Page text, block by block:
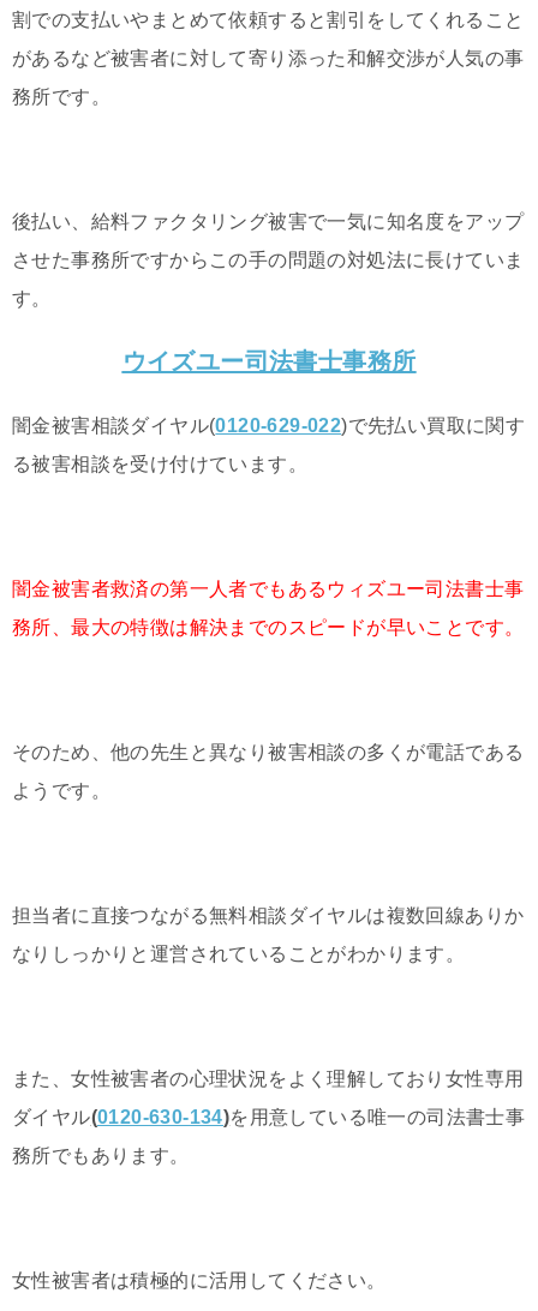
割での支払いやまとめて依頼すると割引をしてくれること
があるなど被害者に対して寄り添った和解交渉が人気の事
務所です。
後払い、給料ファクタリング被害で一気に知名度をアップ
させた事務所ですからこの手の問題の対処法に長けていま
す。
ウイズユー司法書士事務所
闇金被害相談ダイヤル(0120-629-022)で先払い買取に関す
る被害相談を受け付けています。
闇金被害者救済の第一人者でもあるウィズユー司法書士事
務所、最大の特徴は解決までのスピードが早いことです。
そのため、他の先生と異なり被害相談の多くが電話である
ようです。
担当者に直接つながる無料相談ダイヤルは複数回線ありか
なりしっかりと運営されていることがわかります。
また、女性被害者の心理状況をよく理解しており女性専用
ダイヤル(0120-630-134)を用意している唯一の司法書士事
務所でもあります。
女性被害者は積極的に活用してください。